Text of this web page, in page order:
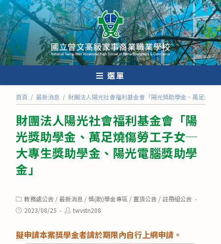
跳
轉
至
主
要
內
選單
首頁 / 最新消息 / 財團法人陽光社會福利基金會「陽光獎助學金、萬足燒
財團法人陽光社會福利基金會「陽
光獎助學金、萬足燒傷勞工子女─
大專生獎助學金、陽光電腦獎助學
金」
Post
category:
教務處公告 /最新消息 /獎(助)學金專區 / 置頂公告 /註冊組公告
Post2023/08/25
Posttwvstn208
擬申請本案獎學金者請於期限內自行上網申請。